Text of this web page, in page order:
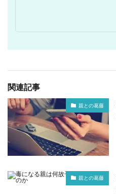
関連記事
親との葛藤
親との葛藤